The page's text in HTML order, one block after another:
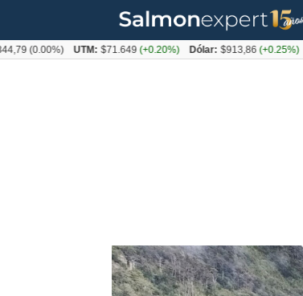
(0.00%) UTM: $71.649(+0.20%) Dólar: $913,86(+0.25%) Euro: